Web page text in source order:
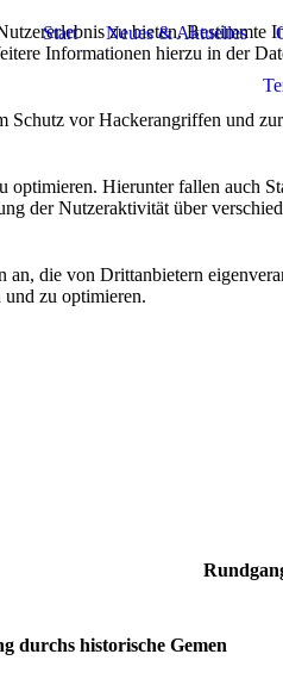
Start Neues & Aktuelles
durchs historische Gemen
zu bieten.
Informationen hierzu in der
vor Hackerangriffen und
Hierunter fallen auch
der Nutzeraktivität über
die von Drittanbietern
zu optimieren.